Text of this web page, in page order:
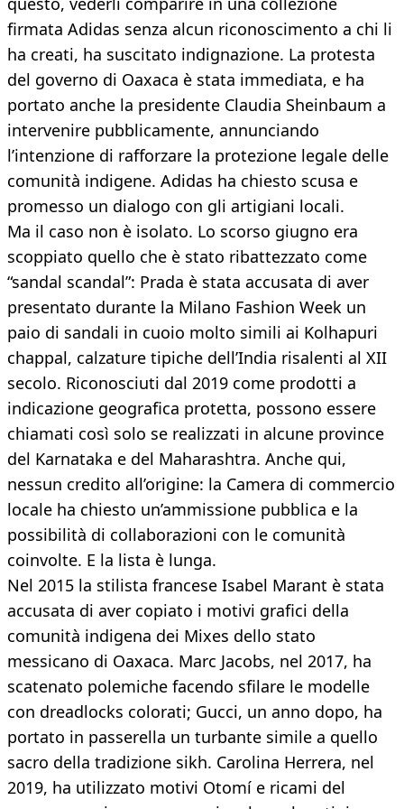
firmata Adidas senza alcun riconoscimento a chi li
ha creati, ha suscitato indignazione. La protesta
del governo di Oaxaca è stata immediata, e ha
portato anche la presidente Claudia Sheinbaum a
intervenire pubblicamente, annunciando
l’intenzione di rafforzare la protezione legale delle
comunità indigene. Adidas ha chiesto scusa e
promesso un dialogo con gli artigiani locali.
Ma il caso non è isolato. Lo scorso giugno era
scoppiato quello che è stato ribattezzato come
“sandal scandal”: Prada è stata accusata di aver
presentato durante la Milano Fashion Week un
paio di sandali in cuoio molto simili ai Kolhapuri
chappal, calzature tipiche dell’India risalenti al XII
secolo. Riconosciuti dal 2019 come prodotti a
indicazione geografica protetta, possono essere
chiamati così solo se realizzati in alcune province
del Karnataka e del Maharashtra. Anche qui,
nessun credito all’origine: la Camera di commercio
locale ha chiesto un’ammissione pubblica e la
possibilità di collaborazioni con le comunità
coinvolte. E la lista è lunga.
Nel 2015 la stilista francese Isabel Marant è stata
accusata di aver copiato i motivi grafici della
comunità indigena dei Mixes dello stato
messicano di Oaxaca. Marc Jacobs, nel 2017, ha
scatenato polemiche facendo sfilare le modelle
con dreadlocks colorati; Gucci, un anno dopo, ha
portato in passerella un turbante simile a quello
sacro della tradizione sikh. Carolina Herrera, nel
2019, ha utilizzato motivi Otomí e ricami del